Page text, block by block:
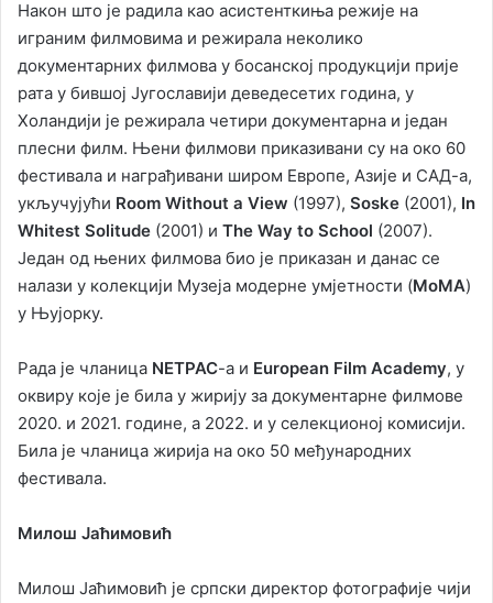
Након што је радила као асистенткиња режије на
играним филмовима и режирала неколико
документарних филмова у босанској продукцији прије
рата у бившој Југославији деведесетих година, у
Холандији је режирала четири документарна и један
плесни филм. Њени филмови приказивани су на око 60
фестивала и награђивани широм Европе, Азије и САД-а,
укључујући Room Without a View (1997), Soske (2001), In
Whitest Solitude (2001) и The Way to School (2007).
Један од њених филмова био је приказан и данас се
налази у колекцији Музеја модерне умјетности (MoMA)
у Њујорку.
Рада је чланица NETPAC-а и European Film Academy, у
оквиру које је била у жирију за документарне филмове
2020. и 2021. године, а 2022. и у селекционој комисији.
Била је чланица жирија на око 50 међународних
фестивала.
Милош Јаћимовић
Милош Јаћимовић је српски директор фотографије чији